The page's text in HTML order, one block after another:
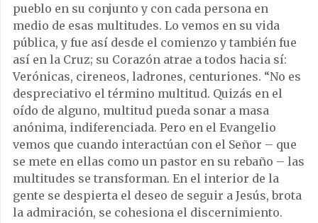
pueblo en su conjunto y con cada persona en
medio de esas multitudes. Lo vemos en su vida
pública, y fue así desde el comienzo y también fue
así en la Cruz; su Corazón atrae a todos hacia sí:
Verónicas, cireneos, ladrones, centuriones. “No es
despreciativo el término multitud. Quizás en el
oído de alguno, multitud pueda sonar a masa
anónima, indiferenciada. Pero en el Evangelio
vemos que cuando interactúan con el Señor – que
se mete en ellas como un pastor en su rebaño – las
multitudes se transforman. En el interior de la
gente se despierta el deseo de seguir a Jesús, brota
la admiración, se cohesiona el discernimiento.